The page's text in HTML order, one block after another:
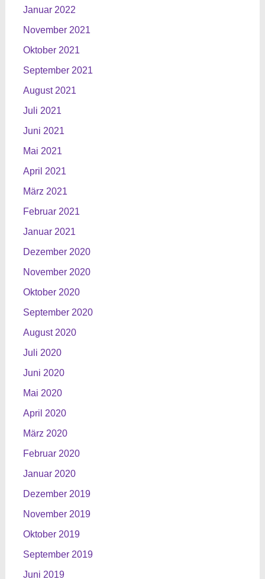
Januar 2022
November 2021
Oktober 2021
September 2021
August 2021
Juli 2021
Juni 2021
Mai 2021
April 2021
März 2021
Februar 2021
Januar 2021
Dezember 2020
November 2020
Oktober 2020
September 2020
August 2020
Juli 2020
Juni 2020
Mai 2020
April 2020
März 2020
Februar 2020
Januar 2020
Dezember 2019
November 2019
Oktober 2019
September 2019
Juni 2019